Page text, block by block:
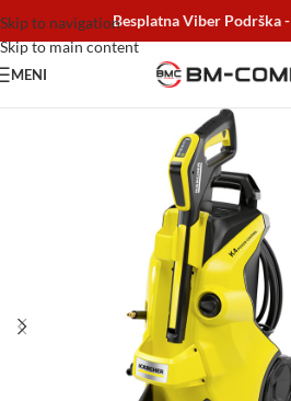
Skip to navigation
Skip to main content
Besplatna Viber Podrška -
MENI